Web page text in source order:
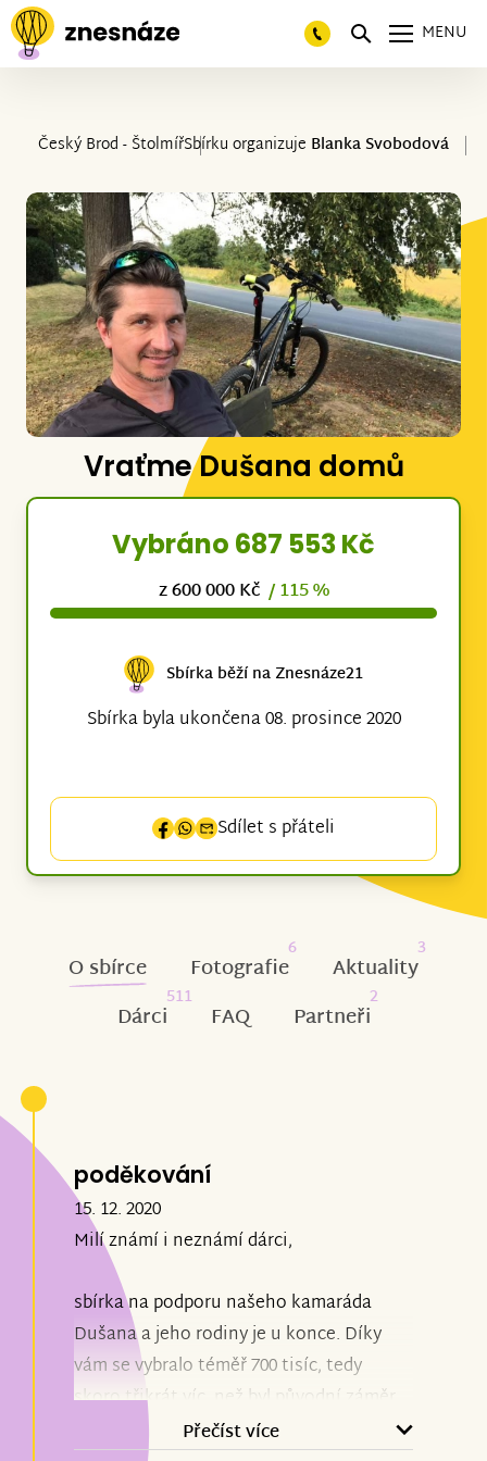
MENU
Český Brod - ŠtolmířSbírku organizuje Blanka Svobodová
Vraťme Dušana domů
Vybráno 687 553 Kč
z 600 000 Kč / 115 %
Sbírka běží na Znesnáze21
Sbírka byla ukončena 08. prosince 2020
Sdílet s přáteli
O sbírce Fotografie
6
Aktuality
3
Dárci
511
FAQ Partneři
2
poděkování
15. 12. 2020
Milí známí i neznámí dárci,
sbírka na podporu našeho kamaráda
Dušana a jeho rodiny je u konce. Díky
vám se vybralo téměř 700 tisíc, tedy
skoro třikrát víc, než byl původní záměr.
Přečíst více